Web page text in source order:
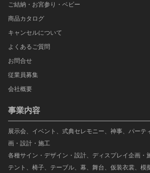
ご結納・お宮参り・ベビー
商品カタログ
キャンセルについて
よくあるご質問
お問合せ
従業員募集
会社概要
事業内容
展示会、イベント、式典セレモニー、神事、パーテ
画・設計・施工
各種サイン・デザイン・設計、ディスプレイ企画・
テント、椅子、テーブル、幕、舞台、仮装衣裳、模